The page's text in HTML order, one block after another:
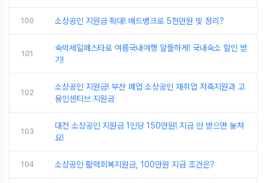
100 소상공인 지원금 확대! 배드뱅크로 5천만원 빚 정리?
101
숙박세일페스타로 여름국내여행 알뜰하게! 국내숙소 할인 받
기!
102
소상공인 지원금! 부산 폐업 소상공인 재취업 저축지원과 고
용인센티브 지원금
103
대전 소상공인 지원금 1인당 150만원! 지금 안 받으면 놓쳐
요!
104 소상공인 활력회복지원금, 100만원 지급 조건은?